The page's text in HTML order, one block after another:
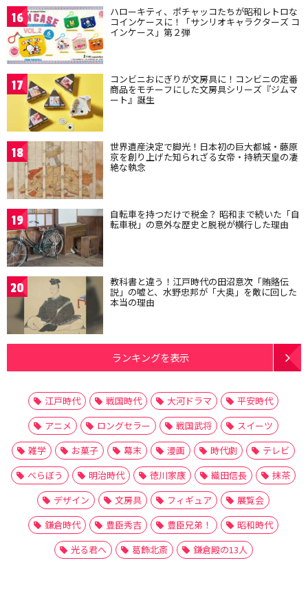
16 ハローキティ、ポチャッコたちが昭和レトロな
コインケースに！「サンリオキャラクターズ コ
インケース」第２弾
17 コンビニおにぎりが文房具に！コンビニの定番
商品をモチーフにした文房具シリーズ『ジムマ
ート』誕生
18 世界遺産決定で脚光！日本初の巨大都城・藤原
京を創り上げた知られざる女帝・持統天皇の凄
絶な執念
19 自転車を持つだけで税金？ 昭和まで続いた「自
転車税」の意外な歴史と脱税が横行した理由
20 教科書と違う！江戸時代の田沼意次「賄賂伝
説」の嘘と、水野忠邦が「大奥」を敵に回した
本当の理由
ランキングを表示
江戸時代 戦国時代 大河ドラマ
平安時代
アニメ
ロングセラー 戦国武将
スイーツ
雑学
お菓子 幕末 漫画 時代劇
テレビ
べらぼう
明治時代 徳川家康 織田信長
抹茶
デザイン
文房具 フィギュア
展覧会
鎌倉時代
豊臣秀吉 豊臣兄弟！
昭和時代
光る君へ
葛飾北斎 鎌倉殿の13人